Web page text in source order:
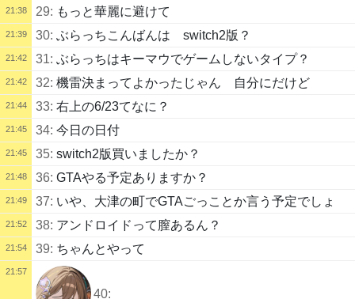
21:38 29: もっと華麗に避けて
21:39 30: ぶらっちこんばんは switch2版？
21:42 31: ぶらっちはキーマウでゲームしないタイプ？
21:42 32: 機雷決まってよかったじゃん 自分にだけど
21:44 33: 右上の6/23てなに？
21:45 34: 今日の日付
21:45 35: switch2版買いましたか？
21:48 36: GTAやる予定ありますか？
21:49 37: いや、大津の町でGTAごっことか言う予定でしょ
21:52 38: アンドロイドって膣あるん？
21:54 39: ちゃんとやって
21:57
40: